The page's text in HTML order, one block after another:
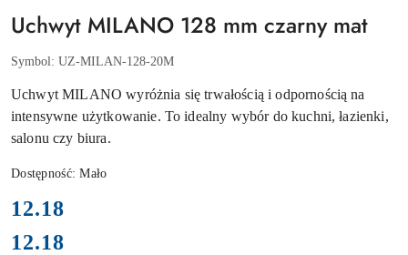
Uchwyt MILANO 128 mm czarny mat
Symbol: UZ-MILAN-128-20M
Uchwyt MILANO wyróżnia się trwałością i odpornością na
intensywne użytkowanie. To idealny wybór do kuchni, łazienki,
salonu czy biura.
Dostępność:Mało
cena:
12.18
Cena:
12.18